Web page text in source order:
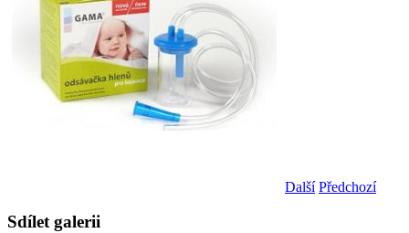
Další Předchozí
Sdílet galerii